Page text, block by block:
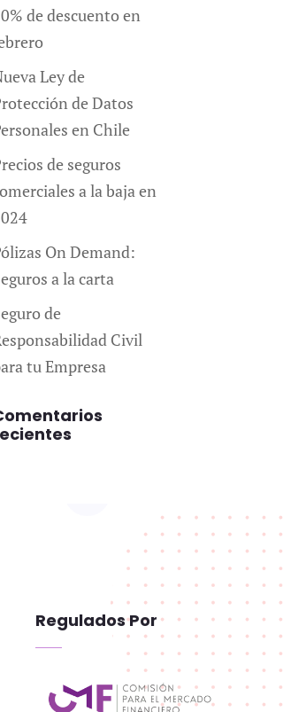
de descuento en
Ley de
de Datos
en Chile
de seguros
a la baja en
On Demand:
a la carta
de
Civil
tu Empresa
Regulados Por